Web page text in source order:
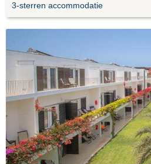
3-sterren accommodatie